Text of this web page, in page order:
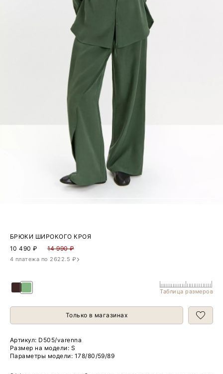
БРЮКИ ШИРОКОГО КРОЯ
10 490₽ 14 990 ₽
4 платежа по 2622.5 ₽
Таблица размеров
Только в магазинах
Артикул: D505/varenna
Размер на модели: S
Параметры модели: 178/80/59/89